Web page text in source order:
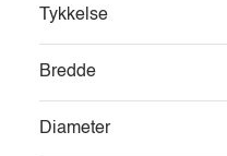
Tykkelse
Bredde
Diameter